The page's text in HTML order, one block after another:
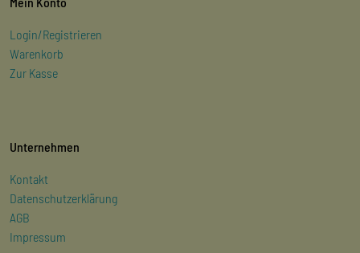
Login/Registrieren
Warenkorb
Zur Kasse
Unternehmen
Kontakt
Datenschutzerklärung
AGB
Impressum